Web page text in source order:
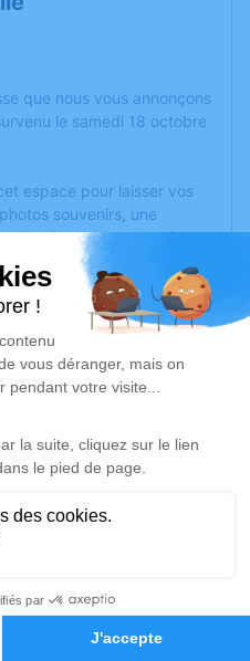
Hommages
que nous vous annonçons
le samedi 18 octobre
espace pour laisser vos
souvenirs, une
à travers des poèmes
un lieu d'expression dédié à
NICOT.
hommage estdisponible
à 10h00
D 161,